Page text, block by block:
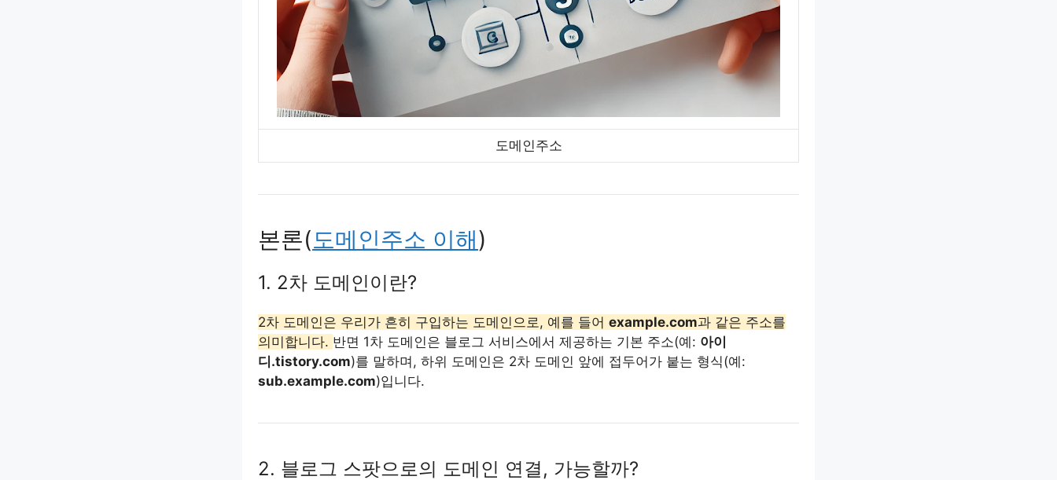
도메인주소
본론( 도메인주소 이해)
1. 2차 도메인이란?
2차 도메인은 우리가 흔히 구입하는 도메인으로, 예를 들어 example.com과 같은 주소를
의미합니다. 반면 1차 도메인은 블로그 서비스에서 제공하는 기본 주소(예: 아이
디.tistory.com)를 말하며, 하위 도메인은 2차 도메인 앞에 접두어가 붙는 형식(예:
sub.example.com)입니다.
2. 블로그 스팟으로의 도메인 연결, 가능할까?